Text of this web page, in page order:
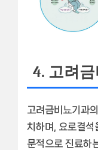
4. 고려
고려금비뇨기과
치하며, 요로결석
문적으로 진료하